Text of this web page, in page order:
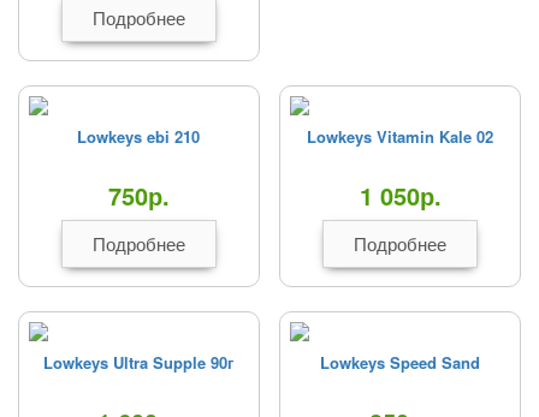
Подробнее
Lowkeys ebi 210
750р.
Подробнее
Lowkeys Vitamin Kale 02
1 050р.
Подробнее
Lowkeys Ultra Supple 90г Lowkeys Speed Sand